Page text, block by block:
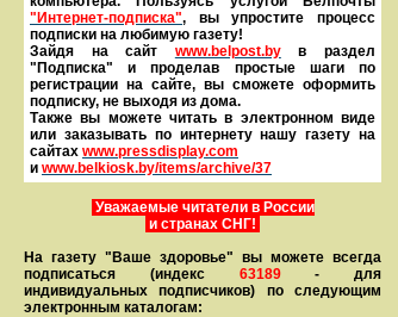
"Интернет-подписка", вы упростите процесс
подписки на любимую газету!
Зайдя на сайт www.belpost.by
в раздел
"Подписка" и проделав простые шаги по
регистрации на сайте, вы сможете оформить
под­писку, не выходя из дома.
Также вы можете читать в элек­тронном виде
или заказывать по интернету нашу газету на
сайтах www.pressdisplay.com
и www.belkiosk.by/items/archive/37
Уважаемые читатели в России
и странах СНГ!
На газету "Ваше здоровье" вы можете всегда
подписаться (индекс 63189- для
индивидуальных подписчиков) по следующим
электронным каталогам: